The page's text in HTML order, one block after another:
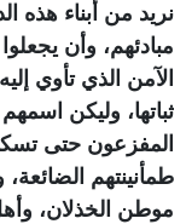
نريد من أبناء هذه
مبادئهم، وأن
الآمن الذي تأوي
ثباتها، وليكن
المفزعون حتى
طمأنينتهم
موطن الخذلان،